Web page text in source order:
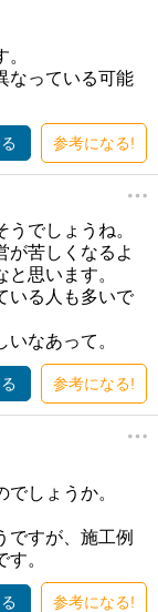
なっている可能
参考になる!
でしょうね。
が苦しくなるよ
思います。
いる人も多いで
なあって。
参考になる!
しょうか。
ですが、施工例
。
参考になる!